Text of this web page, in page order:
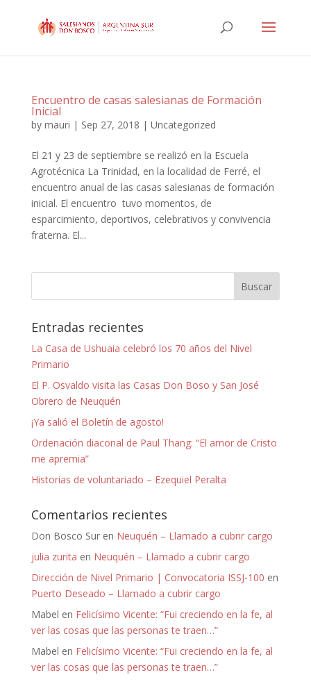
Encuentro de casas salesianas de Formación
Inicial
by mauri | Sep 27, 2018 | Uncategorized
El 21 y 23 de septiembre se realizó en la Escuela
Agrotécnica La Trinidad, en la localidad de Ferré, el
encuentro anual de las casas salesianas de formación
inicial. El encuentro tuvo momentos, de
esparcimiento, deportivos, celebrativos y convivencia
fraterna. El...
Entradas recientes
La Casa de Ushuaia celebró los 70 años del Nivel
Primario
El P. Osvaldo visita las Casas Don Boso y San José
Obrero de Neuquén
¡Ya salió el Boletín de agosto!
Ordenación diaconal de Paul Thang: “El amor de Cristo
me apremia”
Historias de voluntariado – Ezequiel Peralta
Comentarios recientes
Don Bosco Suren Neuquén – Llamado a cubrir cargo
julia zurita en Neuquén – Llamado a cubrir cargo
Dirección de Nivel Primario | Convocatoria ISSJ-100 en
Puerto Deseado – Llamado a cubrir cargo
Mabel en Felicísimo Vicente: “Fui creciendo en la fe, al
ver las cosas que las personas te traen…”
Mabel en Felicísimo Vicente: “Fui creciendo en la fe, al
ver las cosas que las personas te traen…”